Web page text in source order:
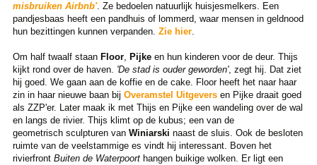
misbruiken Airbnb'. Ze bedoelen natuurlijk huisjesmelkers. Een
pandjesbaas heeft een pandhuis of lommerd, waar mensen in geldnood
hun bezittingen kunnen verpanden. Zie hier.
Om half twaalf staan Floor, Pijkeen hun kinderen voor de deur. Thijs
kijkt rond over de haven. 'De stad is ouder geworden', zegt hij. Dat ziet
hij goed. We gaan aan de koffie en de cake. Floor heeft het naar haar
zin in haar nieuwe baan bij Overamstel Uitgeversen Pijke draait goed
als ZZP'er. Later maak ik met Thijs en Pijke een wandeling over de wal
en langs de rivier. Thijs klimt op de kubus; een van de
geometrisch sculpturen van Winiarski naast de sluis. Ook de besloten
ruimte van de veelstammige es vindt hij interessant. Boven het
rivierfront Buiten de Waterpoorthangen buikige wolken. Er ligt een